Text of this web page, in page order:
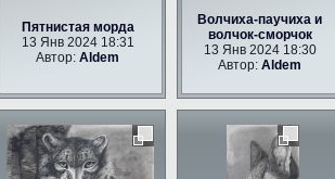
Пятнистая морда
13 Янв 2024 18:31
Автор:Aldem
Волчиха-паучиха и
волчок-сморчок
13 Янв 2024 18:30
Автор:Aldem